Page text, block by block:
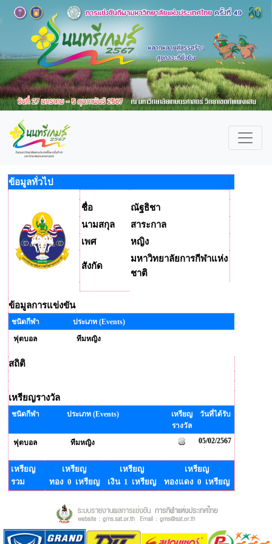
ข้อมูลทั่วไป
ชื่อ
ณัฐธิชา
นามสกุล
สาระกาล
เพศ
หญิง
สังกัด
มหาวิทยาลัยการกีฬาแห่ง
ชาติ
ข้อมูลการแข่งขัน
ชนิดกีฬา
ประเภท (Events)
ฟุตบอล
ทีมหญิง
สถิติ
เหรียญรางวัล
ชนิดกีฬา ประเภท (Events)
เหรียญ
รางวัล
วันที่ได้รับ
ฟุตบอล ทีมหญิง 05/02/2567
เหรียญ
รวม
เหรียญ
ทอง 0 เหรียญ
เหรียญ
เงิน 1 เหรียญ
เหรียญ
ทองแดง 0 เหรียญ